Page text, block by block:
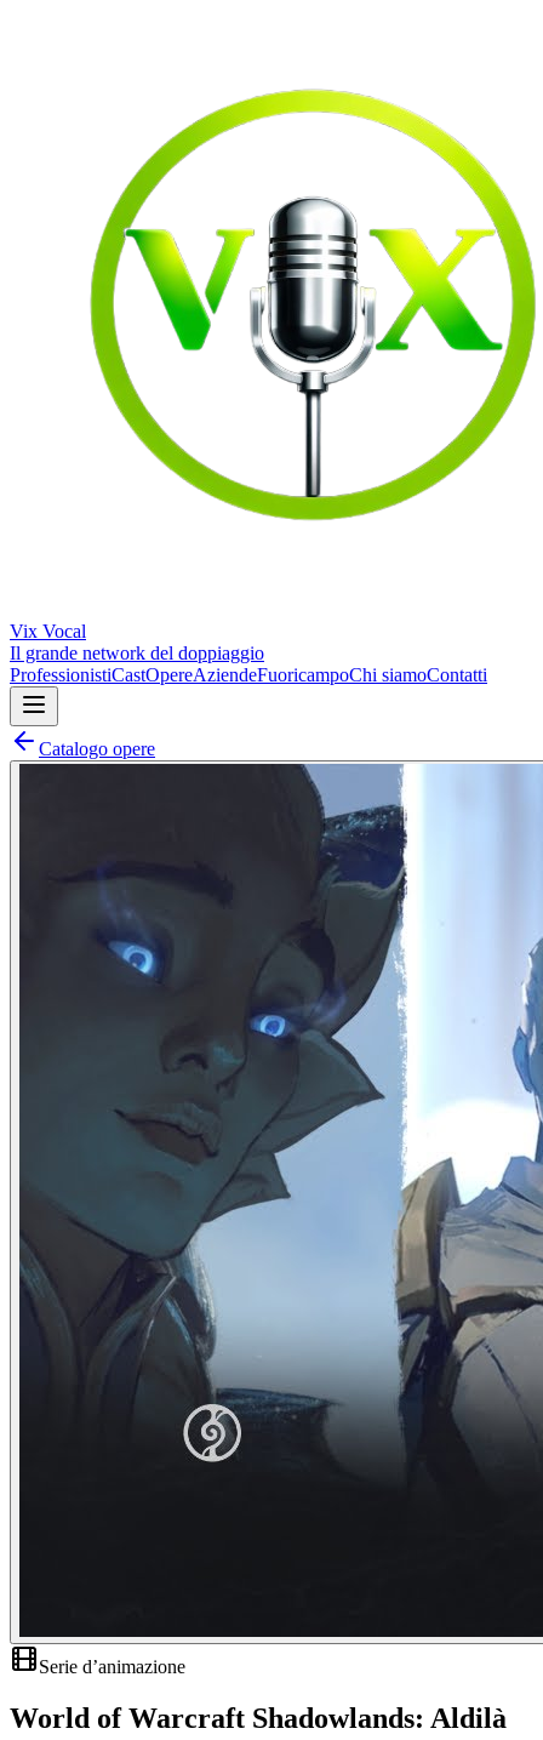
Vix Vocal
Il grande network del doppiaggio
ProfessionistiCastOpereAziendeFuoricampoChi siamoContatti
Catalogo opere
Serie d’animazione
World of Warcraft Shadowlands: Aldilà